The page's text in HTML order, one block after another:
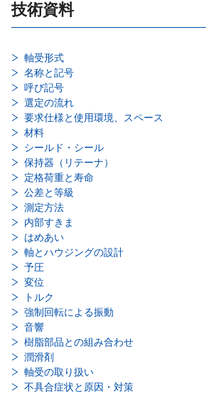
技術資料
軸受形式
名称と記号
呼び記号
選定の流れ
要求仕様と使用環境、スペース
材料
シールド・シール
保持器（リテーナ）
定格荷重と寿命
公差と等級
測定方法
内部すきま
はめあい
軸とハウジングの設計
予圧
変位
トルク
強制回転による振動
音響
樹脂部品との組み合わせ
潤滑剤
軸受の取り扱い
不具合症状と原因・対策